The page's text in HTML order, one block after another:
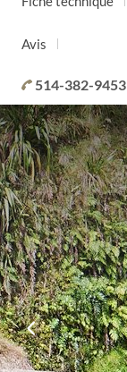
Avis
514-382-9453